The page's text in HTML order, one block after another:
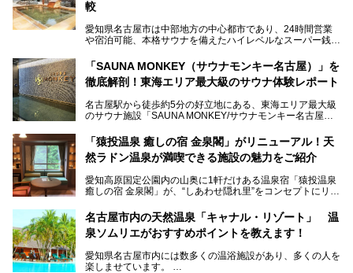
ないでしょうか。
老朽化した設備の補修を機に、2年前からじっくり構想を練
ってきたというだけあって、館内の充実度は想像以上。
以前の4倍に拡張したという露天エリアや10の浴槽、40人収
容の巨大なスタジアムサウナに、岩盤浴やリラクゼーション
までまるごと楽しめる施設に生まれ変わりました。
今回は、全面リニューアルして新しくなった「スパアクアス
較
愛知県名古屋市は中部地方の中心都市であり、24時間営業
や宿泊可能、本格サウナを備えたハイレベルなスーパー銭湯
そのため、「日々の仕事の疲れを心身ともにリセットした
い」「休日に時間を忘れて1日中ダラダラ過ごしたい」「コ
くある点が魅力です！
お好みの温泉施設を見つけて楽しんでくださいね。
「SAUNA MONKEY（サウナモンキー名古屋）」を
徹底解剖！東海エリア最大級のサウナ体験レポート
名古屋駅から徒歩約5分の好立地にある、東海エリア最大級
のサウナ施設「SAUNA MONKEY/サウナモンキー名古屋」
「名古屋駅周辺ってサウナが少ないよね」という声をよく耳
にするだけあり、アクセスの良さにも胸が高鳴ります。
今回は普段は男性専用となっているパブリックサウナが、女
さっそく取材してきました！
「猿投温泉 癒しの宿 金泉閣」がリニューアル！天
然ラドン温泉が満喫できる施設の魅力をご紹介
愛知高原国定公園内の山奥に1軒だけある温泉宿「猿投温泉
癒しの宿 金泉閣」が、“しあわせ隠れ里”をコンセプトにリニ
天然ラドン温泉が堪能できるお風呂や、新設・改装された客
室、地元の食材と温泉水で作られたお料理……。
ご紹介します。
名古屋市内の天然温泉「キャナル・リゾート」 温
泉ソムリエがおすすめポイントを教えます！
愛知県名古屋市内には数多くの温浴施設があり、多くの人を
楽しませています。